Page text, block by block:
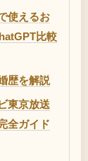
使えるお
比較
歴を解説
東京放送
全ガイド